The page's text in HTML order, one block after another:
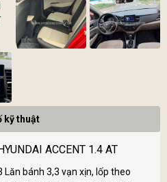
kỹ thuật
ACCENT 1.4 AT
bánh 3,3 vạn xịn, lốp theo